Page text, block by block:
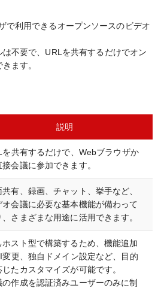
で利用できるオープンソースのビデオ
不要で、URLを共有するだけでオン
ます。
説明
を共有するだけで、Webブラウザか
接会議に参加できます。
共有、録画、チャット、挙手など、
オ会議に必要な基本機能が備わって
、さまざまな用途に活用できます。
ホスト型で構築するため、機能追加
変更、独自ドメイン設定など、目的
じたカスタマイズが可能です。
の作成を認証済みユーザーのみに制